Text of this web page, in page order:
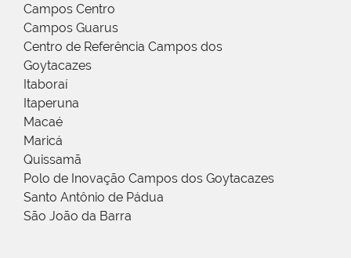
Campos Centro
Campos Guarus
Centro de Referência Campos dos
Goytacazes
Itaboraí
Itaperuna
Macaé
Maricá
Quissamã
Polo de Inovação Campos dos Goytacazes
Santo Antônio de Pádua
São João da Barra